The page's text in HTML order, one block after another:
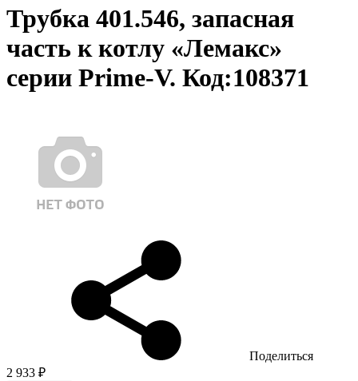
Трубка 401.546, запасная
часть к котлу «Лемакс»
серии Prime-V. Код:108371
Поделиться
2 933 ₽